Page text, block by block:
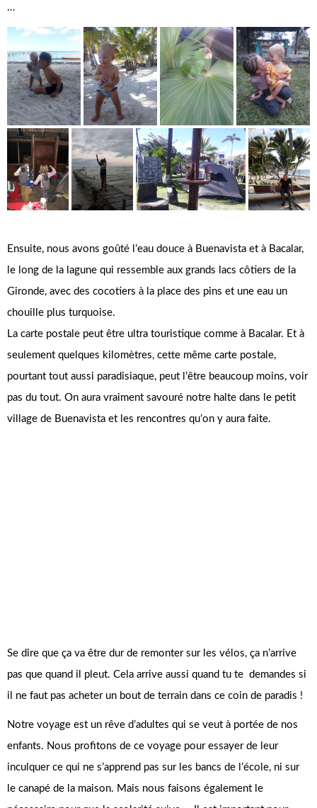
…
Ensuite, nous avons goûté l’eau douce à Buenavista et à Bacalar,
le long de la lagune qui ressemble aux grands lacs côtiers de la
Gironde, avec des cocotiers à la place des pins et une eau un
chouille plus turquoise.
La carte postale peut être ultra touristique comme à Bacalar. Et à
seulement quelques kilomètres, cette même carte postale,
pourtant tout aussi paradisiaque, peut l’être beaucoup moins, voir
pas du tout. On aura vraiment savouré notre halte dans le petit
village de Buenavista et les rencontres qu’on y aura faite.
Se dire que ça va être dur de remonter sur les vélos, ça n’arrive
pas que quand il pleut. Cela arrive aussi quand tu te demandes si
il ne faut pas acheter un bout de terrain dans ce coin de paradis !
Notre voyage est un rêve d’adultes qui se veut à portée de nos
enfants. Nous profitons de ce voyage pour essayer de leur
inculquer ce qui ne s’apprend pas sur les bancs de l’école, ni sur
le canapé de la maison. Mais nous faisons également le